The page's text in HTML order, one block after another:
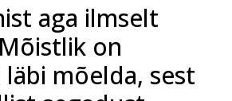
aga ilmselt
on
mõelda, sest